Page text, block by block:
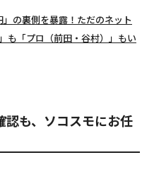
」の裏側を暴露！ただのネット
も「プロ（前田・谷村）」もい
認も、ソコスモにお任